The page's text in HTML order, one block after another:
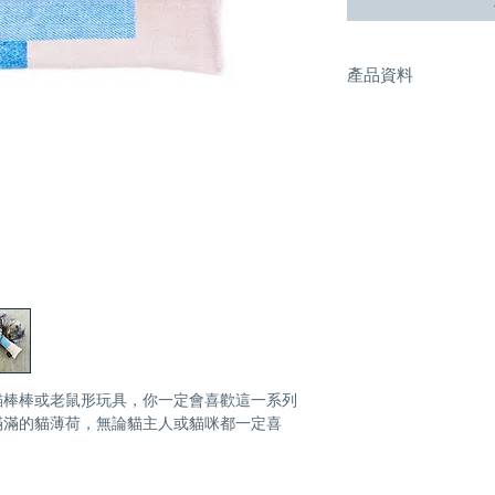
棒或老鼠形玩具，你一定會喜歡這一系列
的貓薄荷，無論貓主人或貓咪都一定喜
產品資料